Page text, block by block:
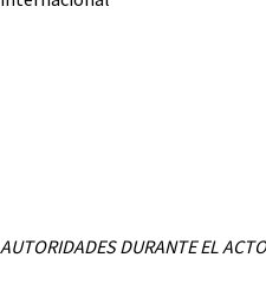
AUTORIDADES DURANTE EL